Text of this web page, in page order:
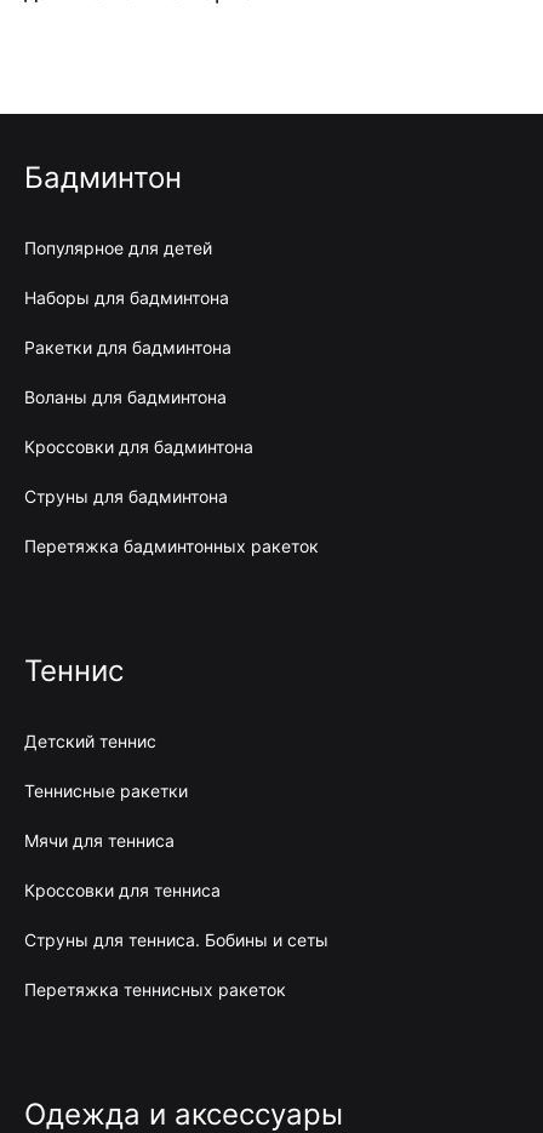
Бадминтон
Популярное для детей
Наборы для бадминтона
Ракетки для бадминтона
Воланы для бадминтона
Кроссовки для бадминтона
Струны для бадминтона
Перетяжка бадминтонных ракеток
Теннис
Детский теннис
Теннисные ракетки
Мячи для тенниса
Кроссовки для тенниса
Струны для тенниса. Бобины и сеты
Перетяжка теннисных ракеток
Одежда и аксессуары